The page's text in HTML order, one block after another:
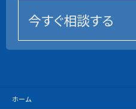
今すぐ相談する
ホーム